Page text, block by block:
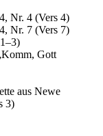
Nr. 4 (Vers 4)
Nr. 7 (Vers 7)
Gott
aus Newe
3)